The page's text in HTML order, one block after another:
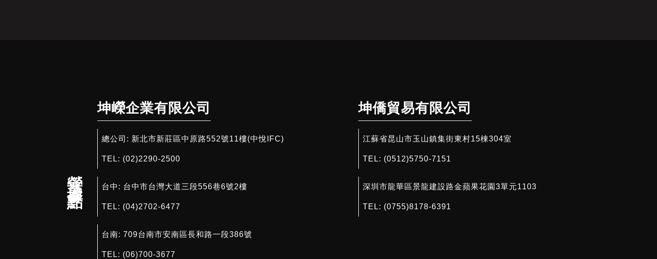
營業據點
坤嶸企業有限公司
總公司: 新北市新莊區中原路552號11樓(中悅IFC)
TEL: (02)2290-2500
台中: 台中市台灣大道三段556巷6號2樓
TEL: (04)2702-6477
台南: 709台南市安南區長和路一段386號
TEL: (06)700-3677
坤僑貿易有限公司
江蘇省昆山市玉山鎮集街東村15棟304室
TEL: (0512)5750-7151
深圳市龍華區景龍建設路金蘋果花園3單元1103
TEL: (0755)8178-6391​